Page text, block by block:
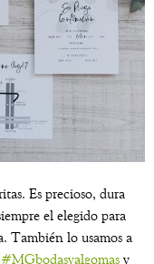
Es precioso, dura
el elegido para
También lo usamos a
#MGbodasyalgomas y